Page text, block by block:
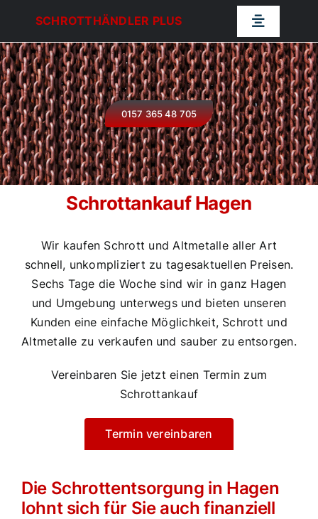
springen
SCHROTTHÄNDLER PLUS
Toggle
Schrotthändler Plus
Schrottabholung NRW
Schrottankauf
Schrotthändler NRW
Kontakt
0157 365 48 705
Schrottankauf Hagen
Wir kaufen Schrott und Altmetalle aller Art
schnell, unkompliziert zu tagesaktuellen Preisen.
Sechs Tage die Woche sind wir in ganz Hagen
und Umgebung unterwegs und bieten unseren
Kunden eine einfache Möglichkeit, Schrott und
Altmetalle zu verkaufen und sauber zu entsorgen.
Vereinbaren Sie jetzt einen Termin zum
Schrottankauf
Termin vereinbaren
Die Schrottentsorgung in Hagen
lohnt sich für Sie auch finanziell